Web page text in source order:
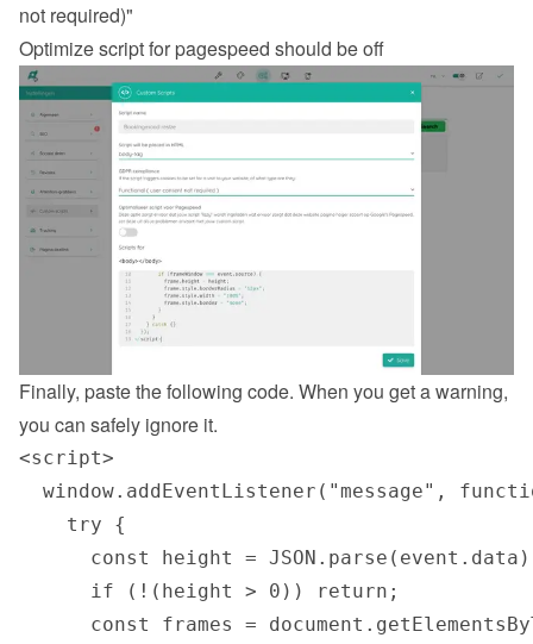
not required)"
Optimize script for pagespeed should be off
Finally, paste the following code. When you get a warning,
you can safely ignore it.
<script>
window.addEventListener("message",
    try {
const height =
      if (!(height > 0)) return;
const frames =